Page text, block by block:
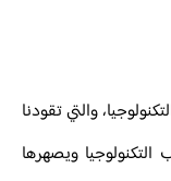
والتي تقودنا
ويصهرها